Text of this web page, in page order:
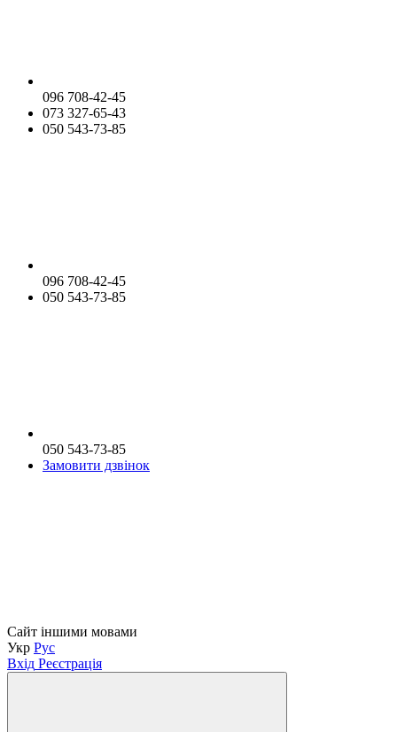
096 708-42-45
073 327-65-43
050 543-73-85
096 708-42-45
050 543-73-85
050 543-73-85
Замовити дзвінок
Сайт іншими мовами
Укр Рус
Вхід Реєстрація